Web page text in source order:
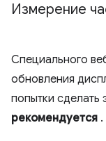
Измерение
Специального
обновления
попытки
рекомендуется .